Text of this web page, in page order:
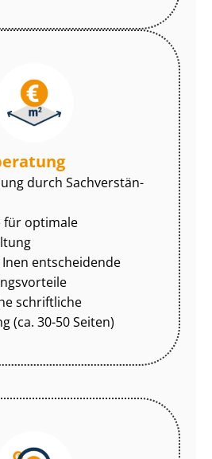
durch Sach­ver­stän­
für optimale
entscheidende
schriftliche
(ca. 30-50 Seiten)